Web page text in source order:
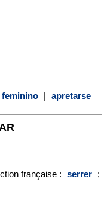
feminino | apretarse
française : serrer ;